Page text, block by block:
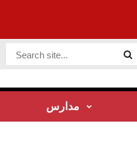
Website Site
مدارس